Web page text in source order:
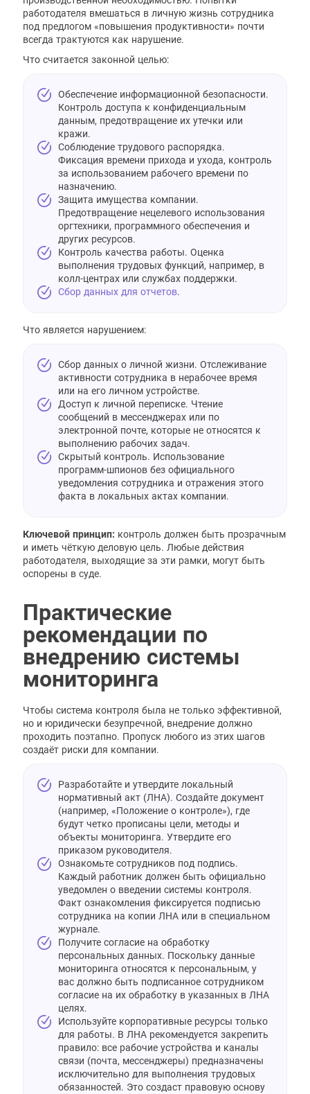
работодателя вмешаться в личную жизнь сотрудника
под предлогом «повышения продуктивности» почти
всегда трактуются как нарушение.
Что считается законной целью:
Обеспечение информационной безопасности.
Контроль доступа к конфиденциальным
данным, предотвращение их утечки или
кражи.
Соблюдение трудового распорядка.
Фиксация времени прихода и ухода, контроль
за использованием рабочего времени по
назначению.
Защита имущества компании.
Предотвращение нецелевого использования
оргтехники, программного обеспечения и
других ресурсов.
Контроль качества работы. Оценка
выполнения трудовых функций, например, в
колл-центрах или службах поддержки.
Сбор данных для отчетов.
Что является нарушением:
Сбор данных о личной жизни. Отслеживание
активности сотрудника в нерабочее время
или на его личном устройстве.
Доступ к личной переписке. Чтение
сообщений в мессенджерах или по
электронной почте, которые не относятся к
выполнению рабочих задач.
Скрытый контроль. Использование
программ-шпионов без официального
уведомления сотрудника и отражения этого
факта в локальных актах компании.
Ключевой принцип: контроль должен быть прозрачным
и иметь чёткую деловую цель. Любые действия
работодателя, выходящие за эти рамки, могут быть
оспорены в суде.
Практические
рекомендации по
внедрению системы
мониторинга
Чтобы система контроля была не только эффективной,
но и юридически безупречной, внедрение должно
проходить поэтапно. Пропуск любого из этих шагов
создаёт риски для компании.
Разработайте и утвердите локальный
нормативный акт (ЛНА). Создайте документ
(например, «Положение о контроле»), где
будут четко прописаны цели, методы и
объекты мониторинга. Утвердите его
приказом руководителя.
Ознакомьте сотрудников под подпись.
Каждый работник должен быть официально
уведомлен о введении системы контроля.
Факт ознакомления фиксируется подписью
сотрудника на копии ЛНА или в специальном
журнале.
Получите согласие на обработку
персональных данных. Поскольку данные
мониторинга относятся к персональным, у
вас должно быть подписанное сотрудником
согласие на их обработку в указанных в ЛНА
целях.
Используйте корпоративные ресурсы только
для работы. В ЛНА рекомендуется закрепить
правило: все рабочие устройства и каналы
связи (почта, мессенджеры) предназначены
исключительно для выполнения трудовых
обязанностей. Это создаст правовую основу